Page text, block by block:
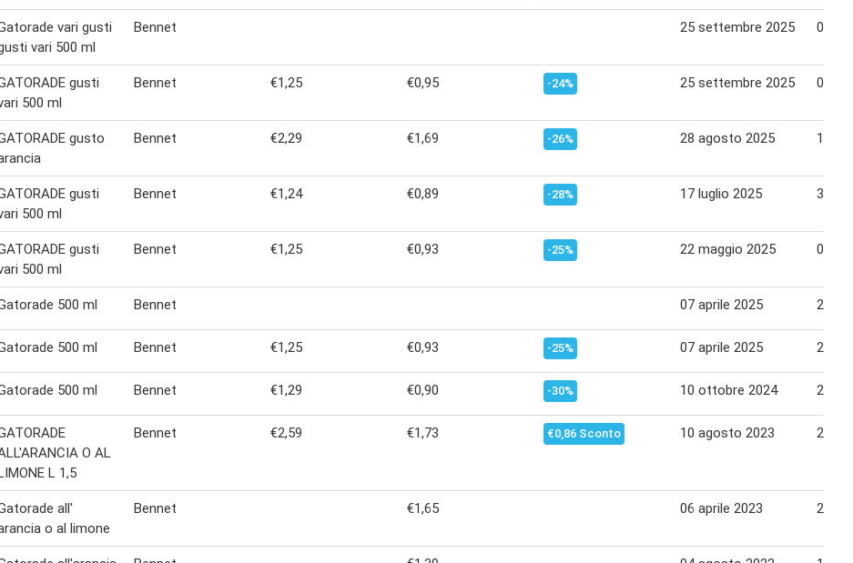
vari gusti
vari 500 ml
Bennet 25 settembre 2025 08
gusti
500 ml
Bennet €1,25 €0,95 -24% 25 settembre 2025 08
gusto
Bennet €2,29 €1,69 -26% 28 agosto 2025 10
gusti
500 ml
Bennet €1,24 €0,89 -28% 17 luglio 2025 30
gusti
500 ml
Bennet €1,25 €0,93 -25% 22 maggio 2025 02
500 ml Bennet 07 aprile 2025 21
500 ml Bennet €1,25 €0,93 -25% 07 aprile 2025 21
500 ml Bennet €1,29 €0,90 -30% 10 ottobre 2024 22
O AL
L 1,5
Bennet €2,59 €1,73 €0,86 Sconto 10 agosto 2023 23
all'
o al limone
Bennet €1,65 06 aprile 2023 26